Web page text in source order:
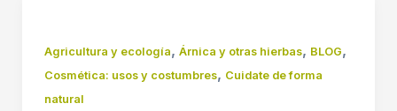
Agricultura y ecología, Árnica y otras hierbas, BLOG,
Cosmética: usos y costumbres, Cuidate de forma
natural